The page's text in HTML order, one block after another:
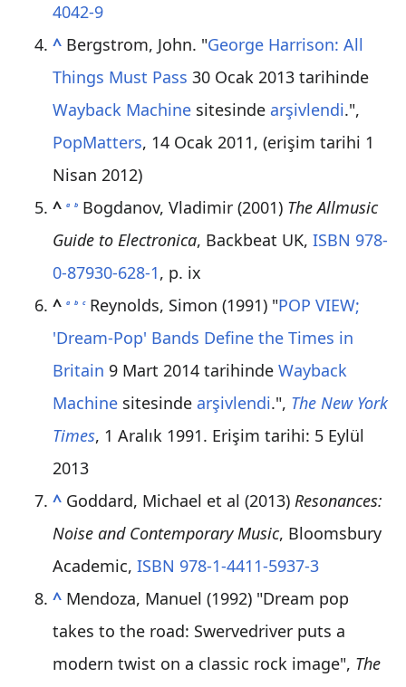
4042-9
^ Bergstrom, John. "George Harrison: All
Things Must Pass 30 Ocak 2013 tarihinde
Wayback Machinesitesinde arşivlendi.",
PopMatters, 14 Ocak 2011, (erişim tarihi 1
Nisan 2012)
^ a b Bogdanov, Vladimir (2001) The Allmusic
Guide to Electronica, Backbeat UK, ISBN 978-
0-87930-628-1, p. ix
^ a b c Reynolds, Simon (1991) "POP VIEW;
'Dream-Pop' Bands Define the Times in
Britain 9 Mart 2014 tarihinde Wayback
Machinesitesinde arşivlendi.", The New York
Times, 1 Aralık 1991. Erişim tarihi: 5 Eylül
2013
^ Goddard, Michael et al (2013) Resonances:
Noise and Contemporary Music, Bloomsbury
Academic, ISBN 978-1-4411-5937-3
^ Mendoza, Manuel (1992) "Dream pop
takes to the road: Swervedriver puts a
modern twist on a classic rock image", The